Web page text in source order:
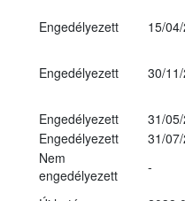
Engedélyezett
15/
Engedélyezett 30/
Engedélyezett
31/
Engedélyezett
31/
Nem
engedélyezett
-